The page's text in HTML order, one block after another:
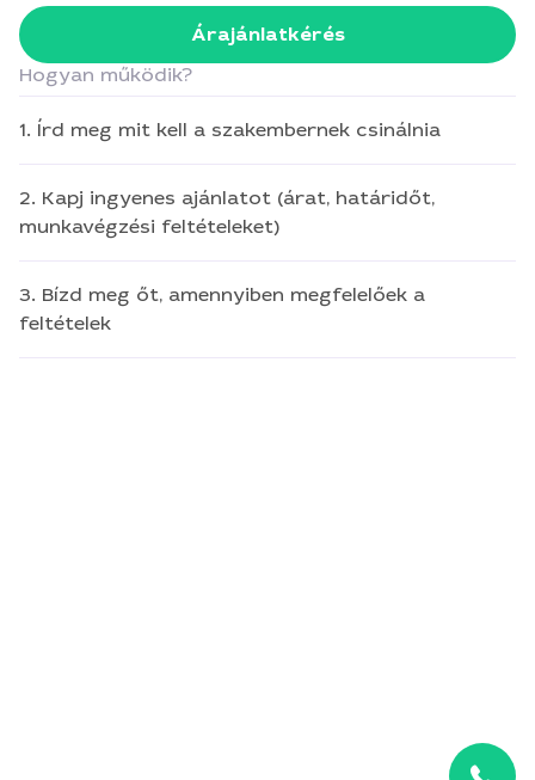
Árajánlatkérés
Hogyan működik?
1. Írd meg mit kell a szakembernek csinálnia
2. Kapj ingyenes ajánlatot (árat, határidőt,
munkavégzési feltételeket)
3. Bízd meg őt, amennyiben megfelelőek a
feltételek